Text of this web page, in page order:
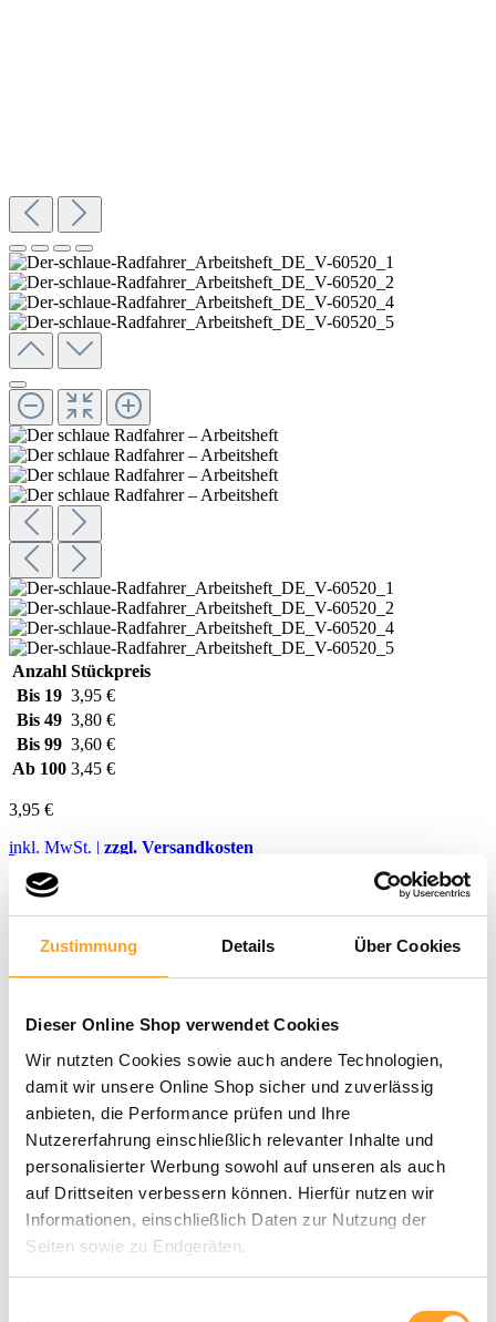
Zustimmung Details Über Cookies
Dieser Online Shop verwendet Cookies
Wir nutzten Cookies sowie auch andere Technologien,
damit wir unsere Online Shop sicher und zuverlässig
anbieten, die Performance prüfen und Ihre
Nutzererfahrung einschließlich relevanter Inhalte und
personalisierter Werbung sowohl auf unseren als auch
auf Drittseiten verbessern können. Hierfür nutzen wir
Informationen, einschließlich Daten zur Nutzung der
Seiten sowie zu Endgeräten.
Anzahl Stückpreis
Bis 19 3,95 €
Bis 49 3,80 €
Bis 99 3,60 €
Ab 100 3,45 €
3,95 €
inkl. MwSt. | zzgl. Versandkosten
Sofort verfügbar, Lieferzeit: 3-5 Tage
Sie müssen sich als Schule/Lehrkraft anmelden, um dieses Produkt
zu kaufen.
Jetzt registrieren | Login
Merken
Artikel-Nr.: V-60520
Lieferung nur an Schulen!
Hiergeht's zum passenden Lösungsheft.
Produktbeschreibung
Mit diesem anschaulich gestalteten Arbeitsheft ist die Vorbereitung
auf die Fahrradprüfung ein Leichtes. Natürlich ist auch
unserLamawieder mit dabei und sorgt für eine gehörige Portion
Spaß beim Lernen. Auch schwächere Schüler/-innen können dank
der einfachen und übersichtlichen Darstellung von